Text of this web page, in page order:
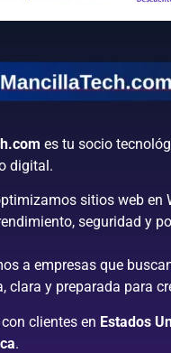
es tu socio
digital.
sitios web en
seguridad y
a empresas que
clara y preparada para
clientes en Estados
.